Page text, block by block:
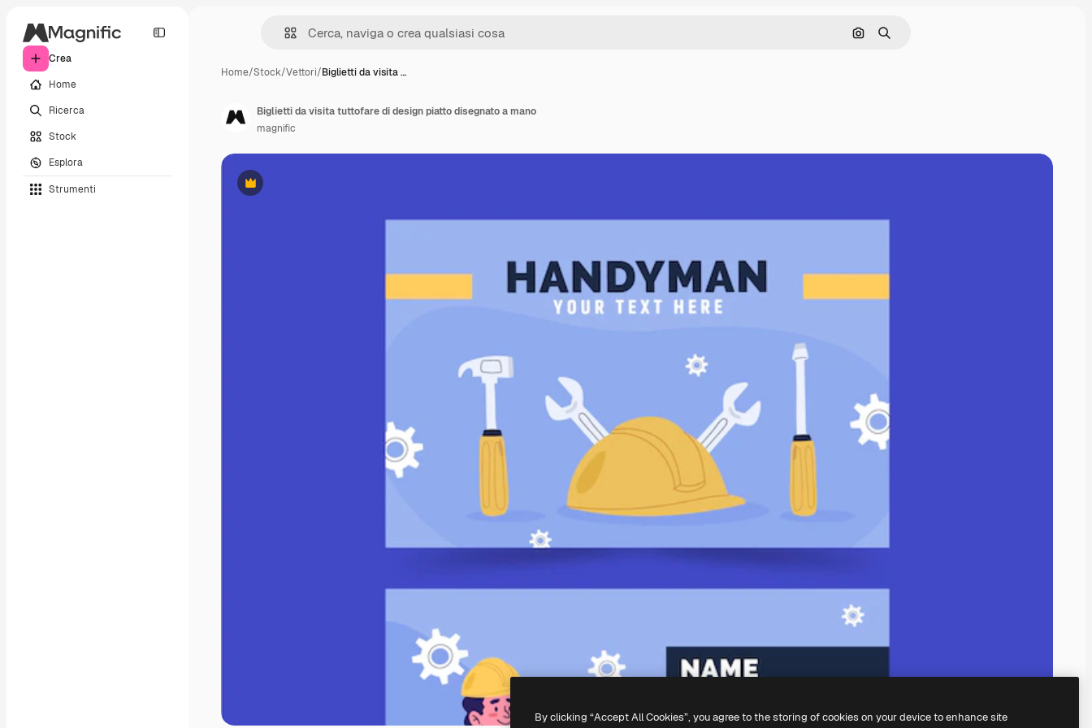
Crea
Home
Ricerca
Stock
Esplora
Strumenti
Cerca per immagine
Ricerca
Home/Stock/Vettori/Biglietti da visita …
Premium
Biglietti da visita tuttofare di design piatto disegnato a mano
magnific
By clicking “Accept All Cookies”, you agree to the storing of cookies on your device to enhance site